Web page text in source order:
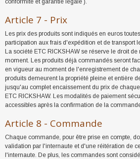
conformité et garantie légale ).
Article 7 - Prix
Les prix des produits sont indiqués en euros
participation aux frais d'expédition et de transport
La société ETC RICKSHAW se réserve le droit
moment. Les produits déjà commandés seront
en vigueur au moment de l'enregistrement de
produits demeurent la propriété pleine et entière
jusqu'au complet encaissement du prix de
ETC RICKSHAW. Les modalités de paiement
accessibles après la confirmation de la
Article 8 - Commande
Chaque commande, pour être prise en compte,
validation par l'internaute et d'une réitération de
l'internaute. De plus, les commandes sont